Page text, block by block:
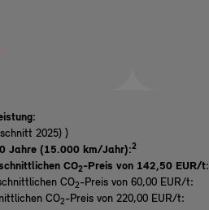
2025) )
Jahre (15.000 km/Jahr):2
CO2-Preis von 142,50 EUR/t:
CO2-Preis von 60,00 EUR/t:
CO2-Preis von 220,00 EUR/t: